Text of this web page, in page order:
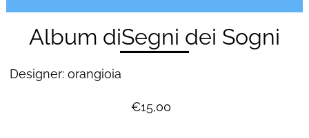
Album diSegni dei Sogni
Designer: orangioia
€15,00